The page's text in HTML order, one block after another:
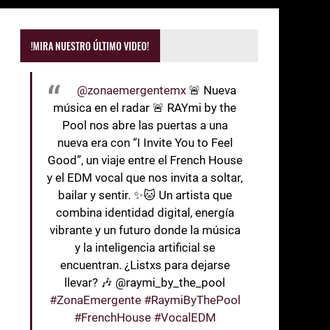
!MIRA NUESTRO ÚLTIMO VIDEO!
@zonaemergentemx 🚨 Nueva
música en el radar 🚨 RAYmi by the
Pool nos abre las puertas a una
nueva era con “I Invite You to Feel
Good”, un viaje entre el French House
y el EDM vocal que nos invita a soltar,
bailar y sentir. ✨🐱 Un artista que
combina identidad digital, energía
vibrante y un futuro donde la música
y la inteligencia artificial se
encuentran. ¿Listxs para dejarse
llevar? 🎶 @raymi_by_the_pool
#ZonaEmergente #RaymiByThePool
#FrenchHouse #VocalEDM